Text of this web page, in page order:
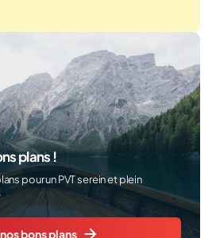
plans !
pour un PVT serein et plein
bons plans